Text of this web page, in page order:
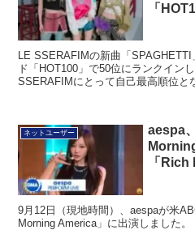
「
LE SSERAFIMの新曲「
ド「HOT100」で50位にランクイン
SSERAFIMにとって自己最高順位と
ネットユーザー
aespa
「
9月12日（現地時間）、aespaが米
Morning America」に出演しました。